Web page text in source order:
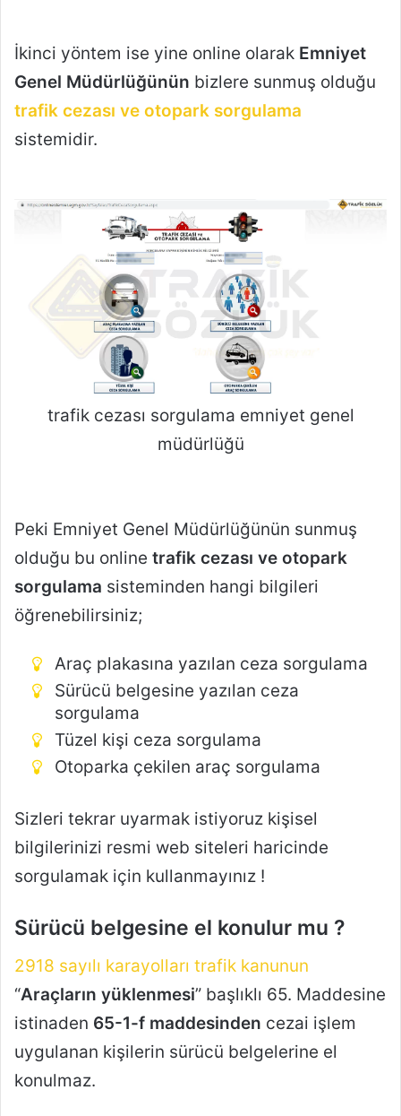
İkinci yöntem ise yine online olarak Emniyet
Genel Müdürlüğünün bizlere sunmuş olduğu
trafik cezası ve otopark sorgulama
sistemidir.
trafik cezası sorgulama emniyet genel
müdürlüğü
Peki Emniyet Genel Müdürlüğünün sunmuş
olduğu bu online trafik cezası ve otopark
sorgulama sisteminden hangi bilgileri
öğrenebilirsiniz;
Araç plakasına yazılan ceza sorgulama
Sürücü belgesine yazılan ceza
sorgulama
Tüzel kişi ceza sorgulama
Otoparka çekilen araç sorgulama
Sizleri tekrar uyarmak istiyoruz kişisel
bilgilerinizi resmi web siteleri haricinde
sorgulamak için kullanmayınız !
Sürücü belgesine el konulur mu ?
2918 sayılı karayolları trafik kanunun
“Araçların yüklenmesi” başlıklı 65. Maddesine
istinaden 65-1-f maddesinden cezai işlem
uygulanan kişilerin sürücü belgelerine el
konulmaz.